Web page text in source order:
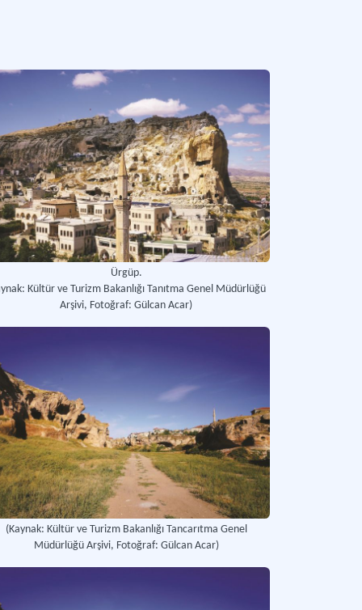
Ürgüp.
Kültür ve Turizm Bakanlığı Tanıtma Genel Müdürlüğü
Arşivi, Fotoğraf: Gülcan Acar)
(Kaynak: Kültür ve Turizm Bakanlığı Tancarıtma Genel
Müdürlüğü Arşivi, Fotoğraf: Gülcan Acar)